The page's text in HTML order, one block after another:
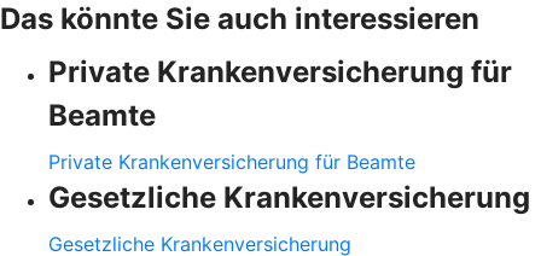
Das könnte Sie auch interessieren
Private Krankenversicherung für
Beamte
Private Krankenversicherung für Beamte
Gesetzliche Krankenversicherung
Gesetzliche Krankenversicherung